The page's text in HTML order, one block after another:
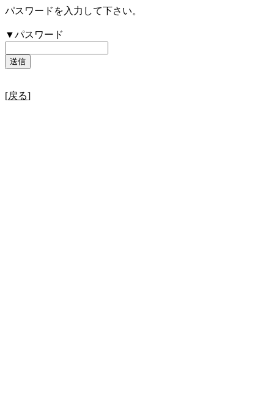
パスワードを入力して下さい。
▼パスワード
[戻る]